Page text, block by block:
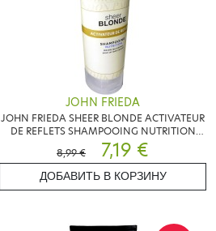
JOHN FRIEDA
JOHN FRIEDA SHEER BLONDE ACTIVATEUR
DE REFLETS SHAMPOOING NUTRITION
250ML
8,99 € 7,19 €
ДОБАВИТЬ В КОРЗИНУ